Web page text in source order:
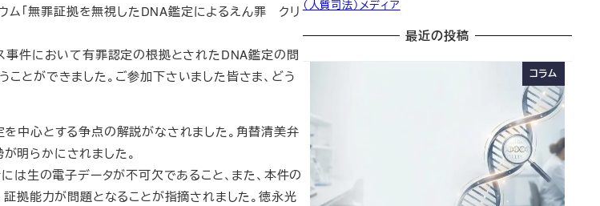
ム「無罪証拠を無視したDNA鑑定によるえん罪 クリ
事件において有罪認定の根拠とされたDNA鑑定の問
とができました。ご参加下さいました皆さま、どう
中心とする争点の解説がなされました。角替清美弁
明らかにされました。
は生の電子データが不可欠であること、また、本件の
拠能力が問題となることが指摘されました。徳永光
（人質司法）メディア
最近の投稿
コラム